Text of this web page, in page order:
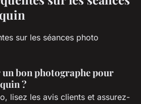
bon photographe pour
?
lisez les avis clients et assurez-